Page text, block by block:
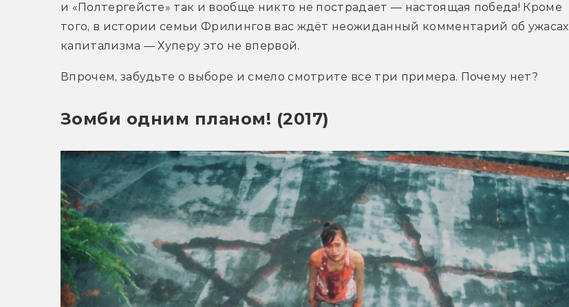
и «Полтергейсте» так и вообще никто не пострадает — настоящая победа! Кроме
того, в истории семьи Фрилингов вас ждёт неожиданный комментарий об ужасах
капитализма — Хуперу это не впервой.
Впрочем, забудьте о выборе и смело смотрите все три примера. Почему нет?
Зомби одним планом! (2017)